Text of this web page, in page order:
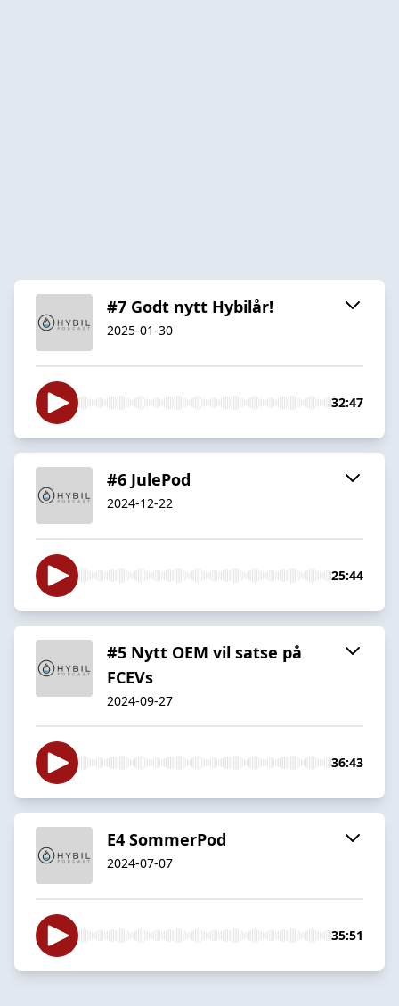
#7 Godt nytt Hybilår!
2025-01-30
32:47
#6 JulePod
2024-12-22
25:44
#5 Nytt OEM vil satse på
FCEVs
2024-09-27
36:43
E4 SommerPod
2024-07-07
35:51